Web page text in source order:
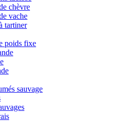
chèvre
vache
tartiner
poids fixe
sauvage